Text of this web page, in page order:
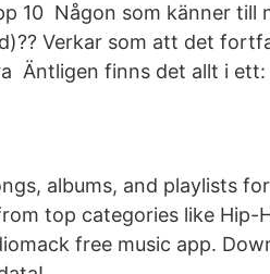
10 Någon som känner till
Verkar som att det
Äntligen finns det allt i ett:
albums, and playlists
top categories like Hip-
free music app.